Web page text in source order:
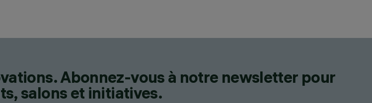
Abonnez-vous à notre newsletter pour
salons et initiatives.